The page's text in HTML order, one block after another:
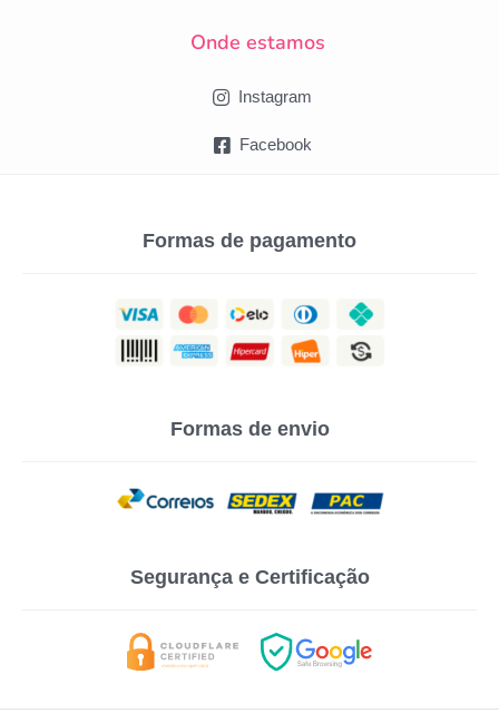
Onde estamos
Instagram
Facebook
Formas de pagamento
Formas de envio
Segurança e Certificação